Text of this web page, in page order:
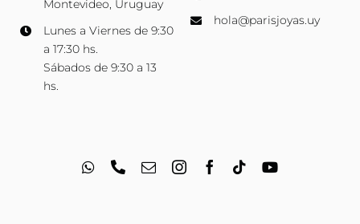
Montevideo, Uruguay
Lunes a Viernes de 9:30
a 17:30 hs.
Sábados de 9:30 a 13
hs.
hola@parisjoyas.uy